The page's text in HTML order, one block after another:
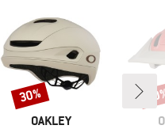
MARKE
OAKLEY
Rabatt
30%